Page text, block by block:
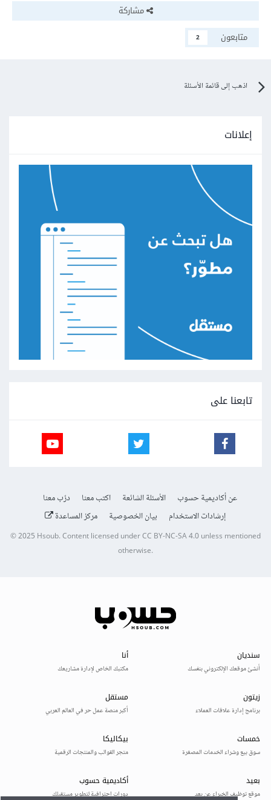
مشاركة
متابعون
2
اذهب إلى قائمة الأسئلة
إعلانات
تابعنا على
عن أكاديمية حسوب الأسئلة الشائعة اكتب معنا
درّب معنا
إرشادات الاستخدام
بيان الخصوصية مركز المساعدة
© 2025Hsoub.Content licensed underCC BY-NC-SA 4.0unless mentioned
otherwise.